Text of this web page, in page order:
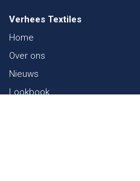
Verhees Textiles
Home
Over ons
Nieuws
Lookbook